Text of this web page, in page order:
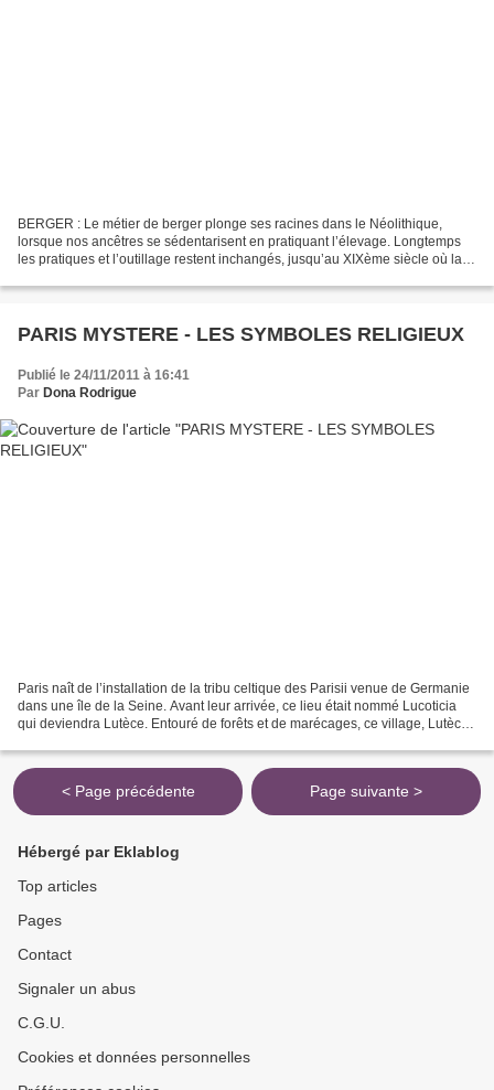
BERGER : Le métier de berger plonge ses racines dans le Néolithique,
lorsque nos ancêtres se sédentarisent en pratiquant l’élevage. Longtemps
les pratiques et l’outillage restent inchangés, jusqu’au XIXème siècle où la
PARIS MYSTERE - LES SYMBOLES RELIGIEUX
Publié le 24/11/2011 à 16:41
Par Dona Rodrigue
Paris naît de l’installation de la tribu celtique des Parisii venue de Germanie
dans une île de la Seine. Avant leur arrivée, ce lieu était nommé Lucoticia
qui deviendra Lutèce. Entouré de forêts et de marécages, ce village, Lutèce,
< Page précédente Page suivante >
Hébergé par Eklablog
Top articles
Pages
Contact
Signaler un abus
C.G.U.
Cookies et données personnelles